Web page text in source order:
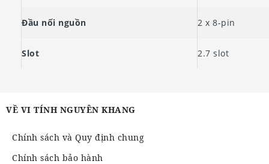
Đầu nối nguồn 2 x 8-pin
Slot 2.7 slot
VỀ VI TÍNH NGUYÊN KHANG
Chính sách và Quy định chung
Chính sách bảo hành